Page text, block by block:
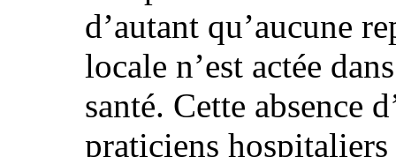
d’autant qu’aucune
locale n’est actée
santé. Cette absence
praticiens